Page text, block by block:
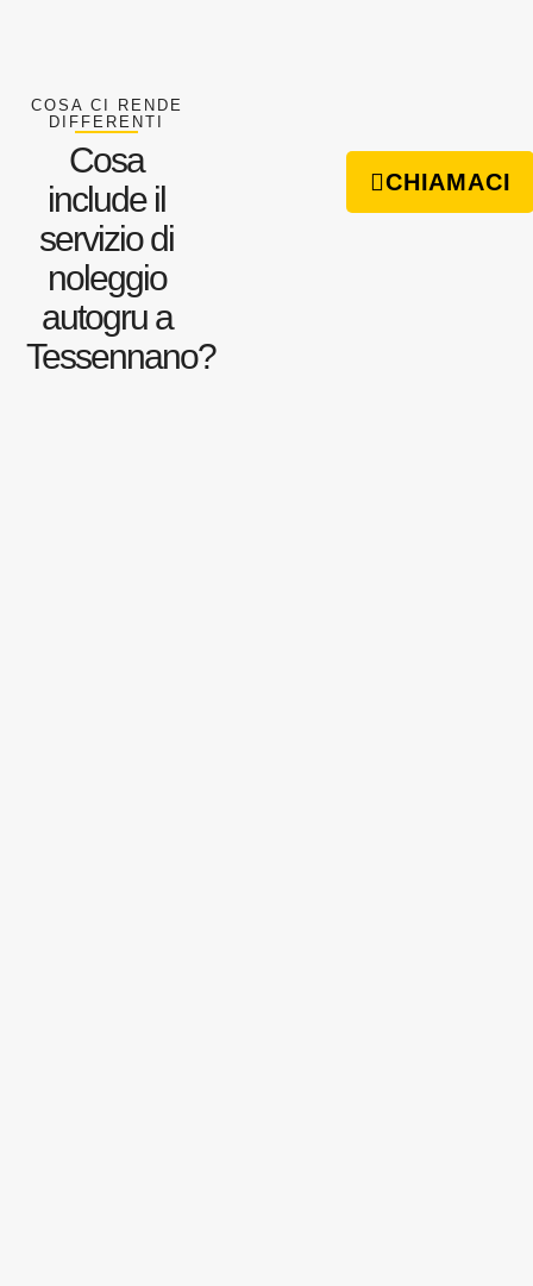
COSA CI RENDE
DIFFERENTI
Cosa
include il
servizio di
noleggio
autogru a
Tessennano?
CHIAMACI